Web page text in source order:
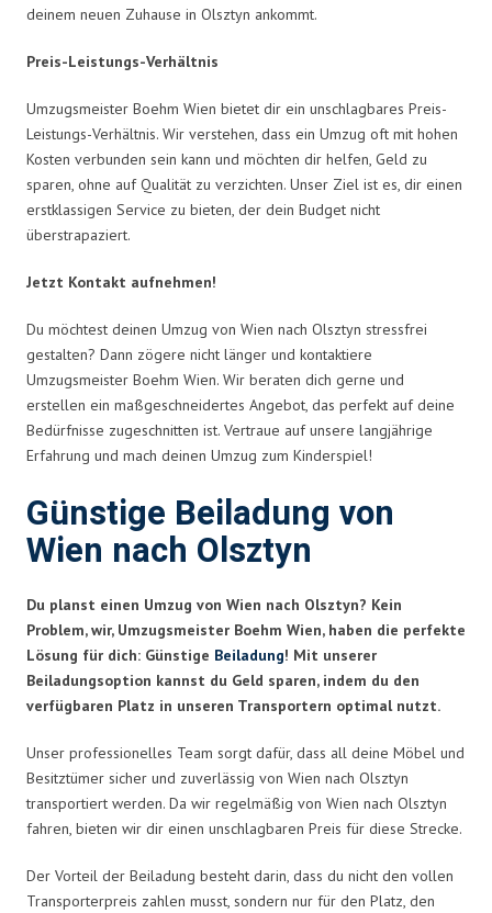
deinem neuen Zuhause in Olsztyn ankommt.
Preis-Leistungs-Verhältnis
Umzugsmeister Boehm Wien bietet dir ein unschlagbares Preis-
Leistungs-Verhältnis. Wir verstehen, dass ein Umzug oft mit hohen
Kosten verbunden sein kann und möchten dir helfen, Geld zu
sparen, ohne auf Qualität zu verzichten. Unser Ziel ist es, dir einen
erstklassigen Service zu bieten, der dein Budget nicht
überstrapaziert.
Jetzt Kontakt aufnehmen!
Du möchtest deinen Umzug von Wien nach Olsztyn stressfrei
gestalten? Dann zögere nicht länger und kontaktiere
Umzugsmeister Boehm Wien. Wir beraten dich gerne und
erstellen ein maßgeschneidertes Angebot, das perfekt auf deine
Bedürfnisse zugeschnitten ist. Vertraue auf unsere langjährige
Erfahrung und mach deinen Umzug zum Kinderspiel!
Günstige Beiladung von
Wien nach Olsztyn
Du planst einen Umzug von Wien nach Olsztyn? Kein
Problem, wir, Umzugsmeister Boehm Wien, haben die perfekte
Lösung für dich: Günstige Beiladung! Mit unserer
Beiladungsoption kannst du Geld sparen, indem du den
verfügbaren Platz in unseren Transportern optimal nutzt.
Unser professionelles Team sorgt dafür, dass all deine Möbel und
Besitztümer sicher und zuverlässig von Wien nach Olsztyn
transportiert werden. Da wir regelmäßig von Wien nach Olsztyn
fahren, bieten wir dir einen unschlagbaren Preis für diese Strecke.
Der Vorteil der Beiladung besteht darin, dass du nicht den vollen
Transporterpreis zahlen musst, sondern nur für den Platz, den